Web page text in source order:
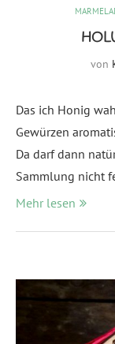
von
Das ich Honig
Gewürzen
Da darf dann
Sammlung nicht
Mehr lesen